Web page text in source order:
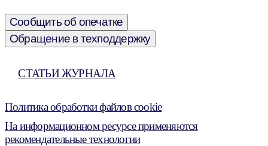
Сообщить об опечатке
Обращение в техподдержку
СТАТЬИ ЖУРНАЛА
Политика обработки файлов cookie
На информационном ресурсе применяются
рекомендательные технологии